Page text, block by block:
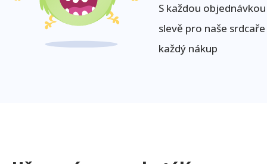
S každou
slevě pro naše srdcaře
každý nákup